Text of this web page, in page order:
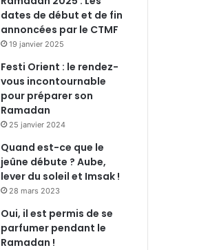
dates de début et de fin
annoncées par le CTMF
19 janvier 2025
Festi Orient : le rendez-
vous incontournable
pour préparer son
Ramadan
25 janvier 2024
Quand est-ce que le
jeûne débute ? Aube,
lever du soleil et Imsak !
28 mars 2023
Oui, il est permis de se
parfumer pendant le
Ramadan !